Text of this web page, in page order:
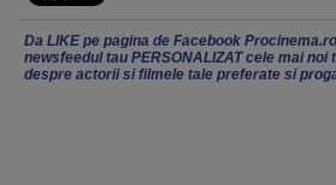
Da LIKE pe pagina de Facebook
newsfeedul tau PERSONALIZAT cele mai
despre actorii si filmele tale preferate si